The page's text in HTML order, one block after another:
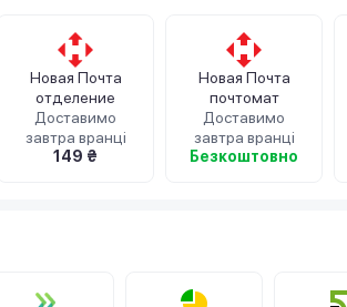
Новая Почта
отделение
Доставимо
завтра вранці
149 ₴
Новая Почта
почтомат
Доставимо
завтра вранці
Безкоштовно